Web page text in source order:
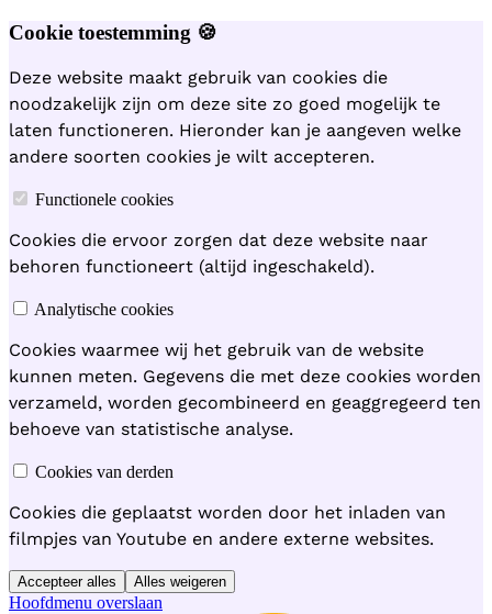
Cookie toestemming 🍪
Deze website maakt gebruik van cookies die
noodzakelijk zijn om deze site zo goed mogelijk te
laten functioneren. Hieronder kan je aangeven welke
andere soorten cookies je wilt accepteren.
Functionele cookies
Cookies die ervoor zorgen dat deze website naar
behoren functioneert (altijd ingeschakeld).
Analytische cookies
Cookies waarmee wij het gebruik van de website
kunnen meten. Gegevens die met deze cookies worden
verzameld, worden gecombineerd en geaggregeerd ten
behoeve van statistische analyse.
Cookies van derden
Cookies die geplaatst worden door het inladen van
filmpjes van Youtube en andere externe websites.
Accepteer alles Alles weigeren
Hoofdmenu overslaan